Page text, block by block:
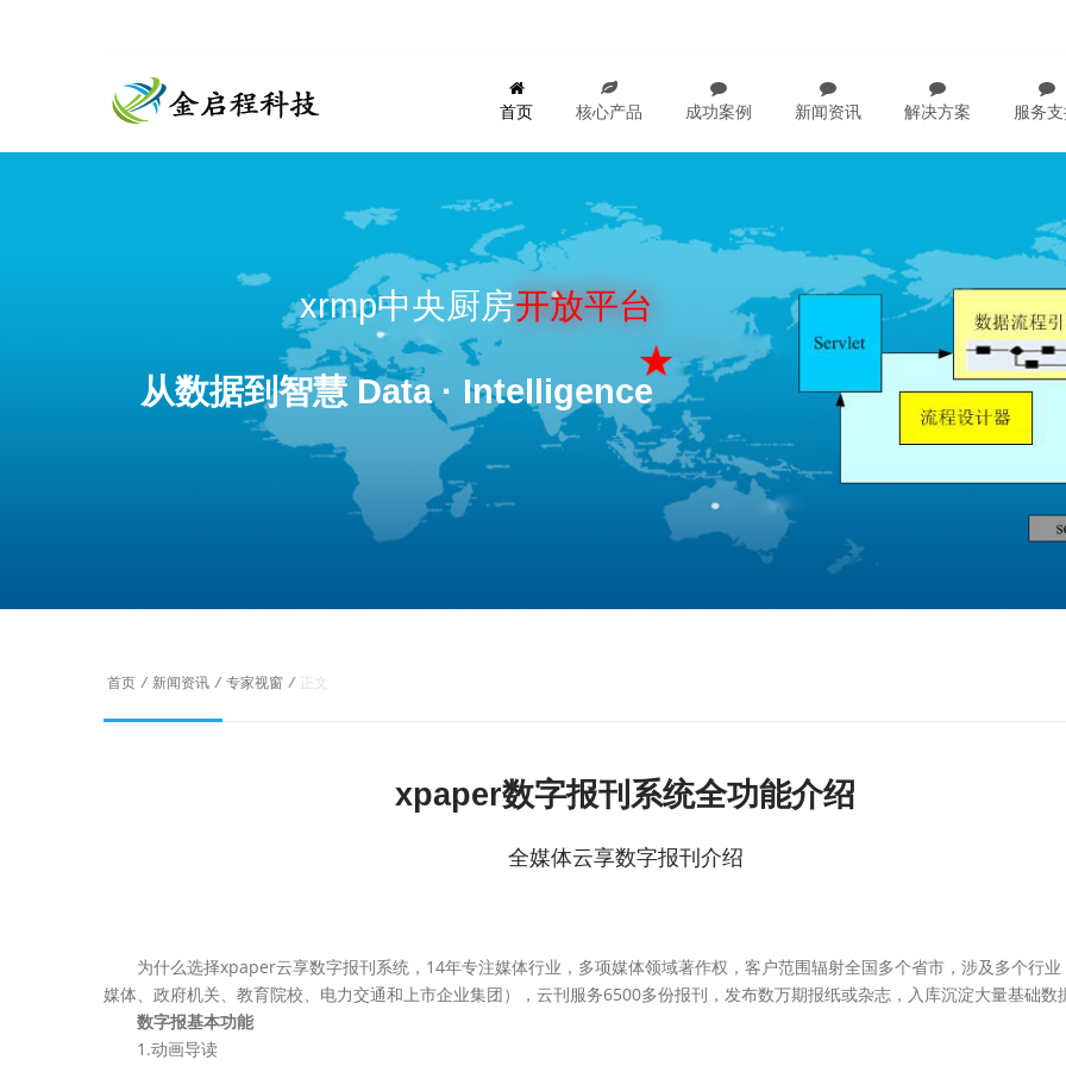
首页 核心产品 成功案例 新闻资讯 解决方案 服务
xrmp中央厨房开放平台
从数据到智慧 Data · Intelligence
首页 / 新闻资讯 / 专家视窗 / 正文
xpaper数字报刊系统全功能介绍
全媒体云享数字报刊介绍
为什么选择xpaper云享数字报刊系统，14年专注媒体行业，多项媒体领域著作权，客户范围辐射全国多个省市，涉及多个行业
媒体、政府机关、教育院校、电力交通和上市企业集团），云刊服务6500多份报刊，发布数万期报纸或杂志，入库沉淀大量基础数
数字报基本功能
1.动画导读